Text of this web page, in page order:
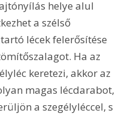
helye alul
a szélső
lécek felerősítése
Ha az
keretezi, akkor az
magas lécdarabot,
a szegélyléccel, s